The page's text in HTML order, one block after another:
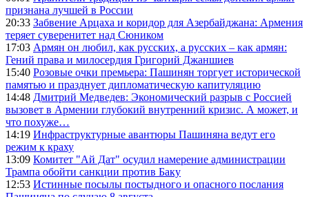
признана лучшей в России
20:33 Забвение Арцаха и коридор для Азербайджана: Армения
теряет суверенитет над Сюником
17:03 Армян он любил, как русских, а русских – как армян:
Гений права и милосердия Григорий Джаншиев
15:40 Розовые очки премьера: Пашинян торгует исторической
памятью и празднует дипломатическую капитуляцию
14:48 Дмитрий Медведев: Экономический разрыв с Россией
вызовет в Армении глубокий внутренний кризис. А может, и
что похуже…
14:19 Инфраструктурные авантюры Пашиняна ведут его
режим к краху
13:09 Комитет "Ай Дат" осудил намерение администрации
Трампа обойти санкции против Баку
12:53 Истинные посылы постыдного и опасного послания